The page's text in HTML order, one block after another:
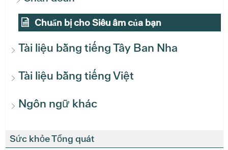
Chuẩn bị cho Siêu âm của bạn
Tài liệu bằng tiếng Tây Ban Nha
Tài liệu bằng tiếng Việt
Ngôn ngữ khác
Sức khỏe Tổng quát